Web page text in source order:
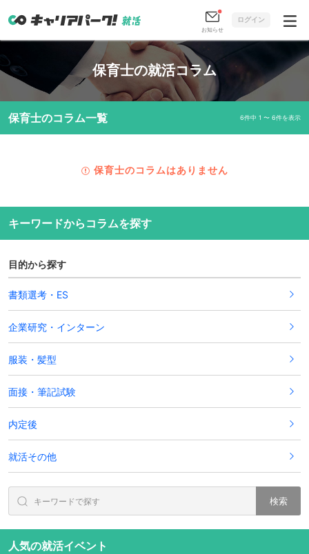
お知らせ
ログイン
保育士の就活コラム
保育士のコラム一覧 6件中 1 〜 6件を表示
保育士のコラムはありません
キーワードからコラムを探す
目的から探す
書類選考・ES
企業研究・インターン
服装・髪型
面接・筆記試験
内定後
就活その他
検索
人気の就活イベント